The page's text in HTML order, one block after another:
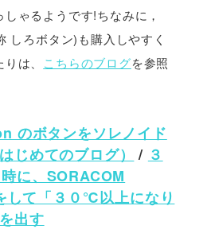
ゃるようです!ちなみに，
しろボタン)も購入しやすく
は、 こちらのブログを参照
のボタンをソレノイド
じめてのブログ）
/ ３
に、SORACOM
して「３０℃以上になり
出す